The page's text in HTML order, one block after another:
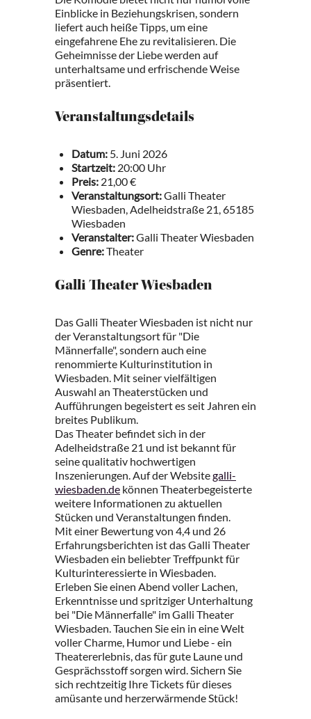
Einblicke in Beziehungskrisen, sondern
liefert auch heiße Tipps, um eine
eingefahrene Ehe zu revitalisieren. Die
Geheimnisse der Liebe werden auf
unterhaltsame und erfrischende Weise
präsentiert.
Veranstaltungsdetails
Datum: 5. Juni 2026
Startzeit: 20:00 Uhr
Preis: 21,00 €
Veranstaltungsort:Galli Theater
Wiesbaden, Adelheidstraße 21, 65185
Wiesbaden
Veranstalter:Galli Theater Wiesbaden
Genre:Theater
Galli Theater Wiesbaden
Das Galli Theater Wiesbaden ist nicht nur
der Veranstaltungsort für "Die
Männerfalle", sondern auch eine
renommierte Kulturinstitution in
Wiesbaden. Mit seiner vielfältigen
Auswahl an Theaterstücken und
Aufführungen begeistert es seit Jahren ein
breites Publikum.
Das Theater befindet sich in der
Adelheidstraße 21 und ist bekannt für
seine qualitativ hochwertigen
Inszenierungen. Auf der Websitegalli-
wiesbaden.de können Theaterbegeisterte
weitere Informationen zu aktuellen
Stücken und Veranstaltungen finden.
Mit einer Bewertung von 4,4 und 26
Erfahrungsberichten ist das Galli Theater
Wiesbaden ein beliebter Treffpunkt für
Kulturinteressierte in Wiesbaden.
Erleben Sie einen Abend voller Lachen,
Erkenntnisse und spritziger Unterhaltung
bei "Die Männerfalle" im Galli Theater
Wiesbaden. Tauchen Sie ein in eine Welt
voller Charme, Humor und Liebe - ein
Theatererlebnis, das für gute Laune und
Gesprächsstoff sorgen wird. Sichern Sie
sich rechtzeitig Ihre Tickets für dieses
amüsante und herzerwärmende Stück!